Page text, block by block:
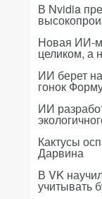
В Nvidia
Новая ИИ-
целиком, а
ИИ берет
гонок
ИИ
Кактусы
Дарвина
В VK
учитывать